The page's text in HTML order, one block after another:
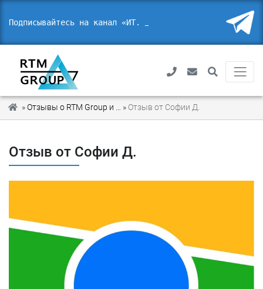
Подписывайтесь на канал «ИТ. П
» » Отзыв от Софии Д.
Отзыв от Софии Д.